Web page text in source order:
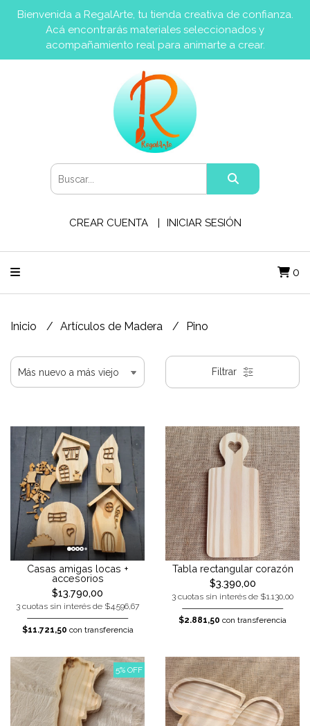
Bienvenida a RegalArte, tu tienda creativa de confianza.
Acá encontrarás materiales seleccionados y
acompañamiento real para animarte a crear.
CREAR CUENTA INICIAR SESIÓN
0
Inicio Artículos de Madera Pino
Filtrar
Casas amigas locas +
accesorios
$13.790,00
3 cuotas sin interés de $4.596,67
$11.721,50 con transferencia
Tabla rectangular corazón
$3.390,00
3 cuotas sin interés de $1.130,00
$2.881,50 con transferencia
5% OFF